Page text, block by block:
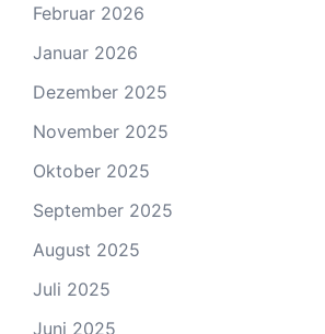
Februar 2026
Januar 2026
Dezember 2025
November 2025
Oktober 2025
September 2025
August 2025
Juli 2025
Juni 2025